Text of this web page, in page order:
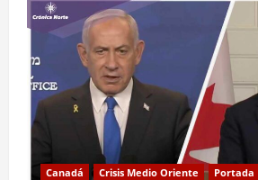
Canadá Crisis Medio Oriente Portada